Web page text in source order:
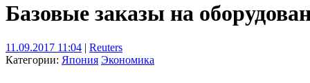
Базовые заказы на
11.09.2017 11:04 | Reuters
Категории: Япония Экономика